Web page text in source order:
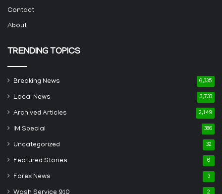
Contact
About
TRENDING TOPICS
Breaking News 6,335
Local News 3,733
Archived Articles 2,149
IM Special 386
Uncategorized 32
Featured Stories 6
Forex News 3
2